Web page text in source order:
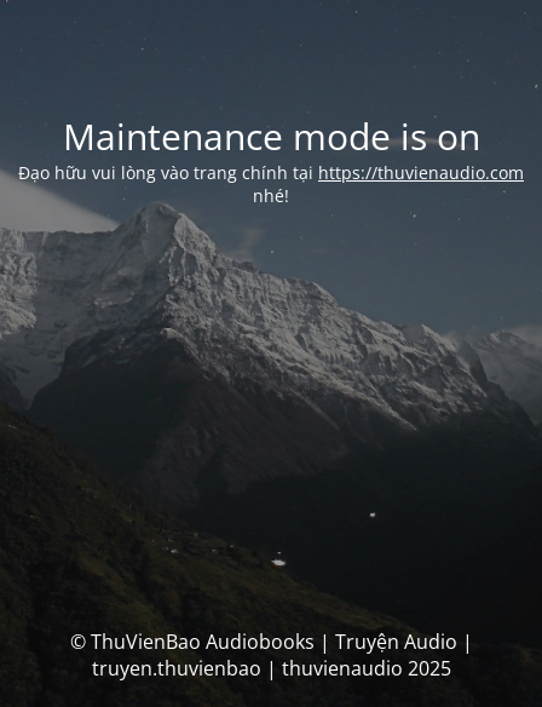
Maintenance mode is on
Đạo hữu vui lòng vào trang chính tại https://thuvienaudio.com
nhé!
© ThuVienBao Audiobooks | Truyện Audio |
truyen.thuvienbao | thuvienaudio 2025